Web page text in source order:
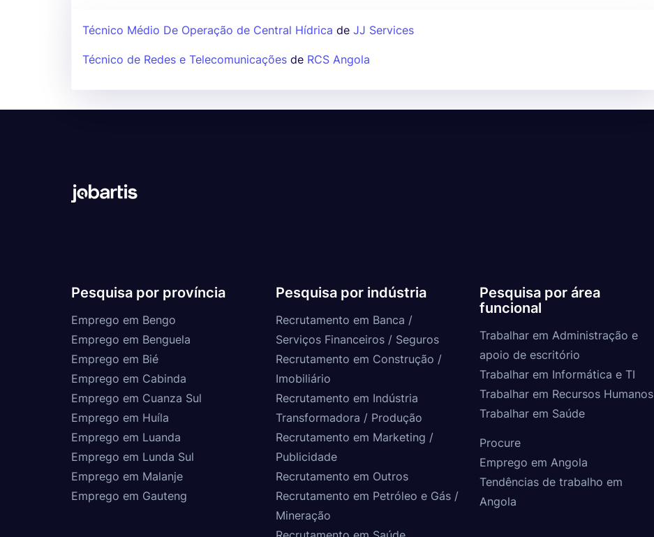
Técnico Médio De Operação de Central Hídrica de JJ Services
Técnico de Redes e Telecomunicações de RCS Angola
Pesquisa por província
Emprego em Bengo
Emprego em Benguela
Emprego em Bié
Emprego em Cabinda
Emprego em Cuanza Sul
Emprego em Huíla
Emprego em Luanda
Emprego em Lunda Sul
Emprego em Malanje
Emprego em Gauteng
Pesquisa por indústria
Recrutamento em Banca /
Serviços Financeiros / Seguros
Recrutamento em Construção /
Imobiliário
Recrutamento em Indústria
Transformadora / Produção
Recrutamento em Marketing /
Publicidade
Recrutamento em Outros
Recrutamento em Petróleo e Gás /
Mineração
Pesquisa por área
funcional
Trabalhar em Administração e
apoio de escritório
Trabalhar em Informática e TI
Trabalhar em Recursos Humanos
Trabalhar em Saúde
Procure
Emprego em Angola
Tendências de trabalho em
Angola